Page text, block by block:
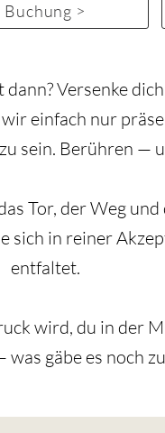
Buchung >
Versenke
einfach nur
sein. Berühren —
Tor, der Weg
sich in reiner
entfaltet.
wird, du in der
gäbe es noch